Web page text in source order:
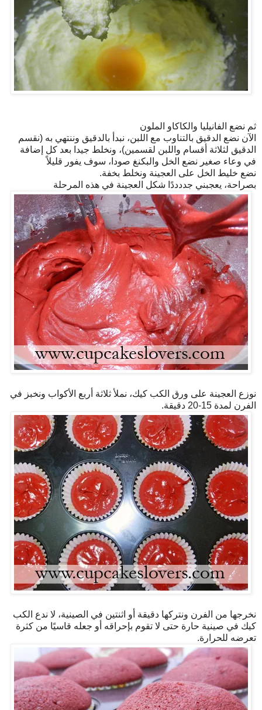
ثم نضع الفانيليا والكاكاو الملون
الآن نضع الدقيق بالتناوب مع اللبن، نبدأ بالدقيق وننتهي به (نقسم
الدقيق لثلاثة أقسام واللبن لقسمين)، ونخلط جيدا بعد كل إضافة
في وعاء صغير نضع الخل والبكنغ صودا، سوف يفور قليلاً
نضع خليط الخل على العجينة ونخلط بخفة.
بصراحة، يعجبني جددددًا شكل العجينة في هذه المرحلة
نوزع العجينة على ورق الكب كيك، نملأ ثلاثة أربع الأكواب ونخبز في
الفرن لمدة 15-20 دقيقة.
نخرجها من الفرن ونتركها دقيقة أو اثنتين في الصينية، لا ندع الكب
كيك في صينية حارة حتى لا تقوم بإحراقه أو جعله قاسيًا من كثرة
تعرضه للحرارة.